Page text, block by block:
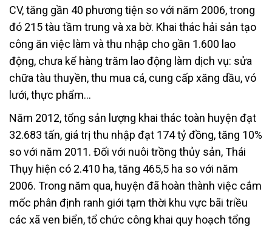
CV, tăng gần 40 phương tiện so với năm 2006, trong
đó 215 tàu tầm trung và xa bờ. Khai thác hải sản tạo
công ăn việc làm và thu nhập cho gần 1.600 lao
động, chưa kể hàng trăm lao động làm dịch vụ: sửa
chữa tàu thuyền, thu mua cá, cung cấp xăng dầu, vó
lưới, thực phẩm…
Năm 2012, tổng sản lượng khai thác toàn huyện đạt
32.683 tấn, giá trị thu nhập đạt 174 tỷ đồng, tăng 10%
so với năm 2011. Đối với nuôi trồng thủy sản, Thái
Thụy hiện có 2.410 ha, tăng 465,5 ha so với năm
2006. Trong năm qua, huyện đã hoàn thành việc cắm
mốc phân định ranh giới tạm thời khu vực bãi triều
các xã ven biển, tổ chức công khai quy hoạch tổng